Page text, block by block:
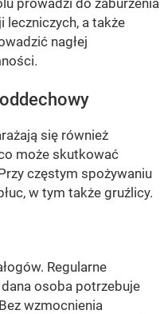
leczniczych, a także
nagłej
się również
może skutkować
częstym spożywaniu
w tym także gruźlicy.
Regularne
osoba potrzebuje
wzmocnienia